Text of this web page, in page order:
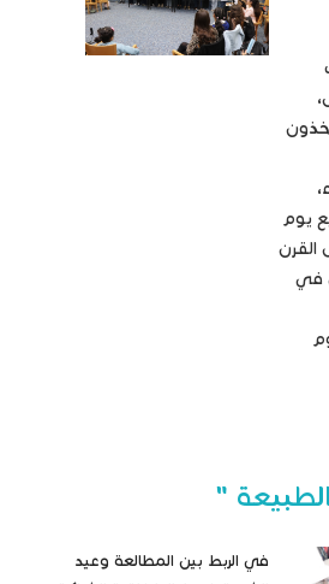
يوم
القرن
في
"
في الربط بين المطالعة وعيد